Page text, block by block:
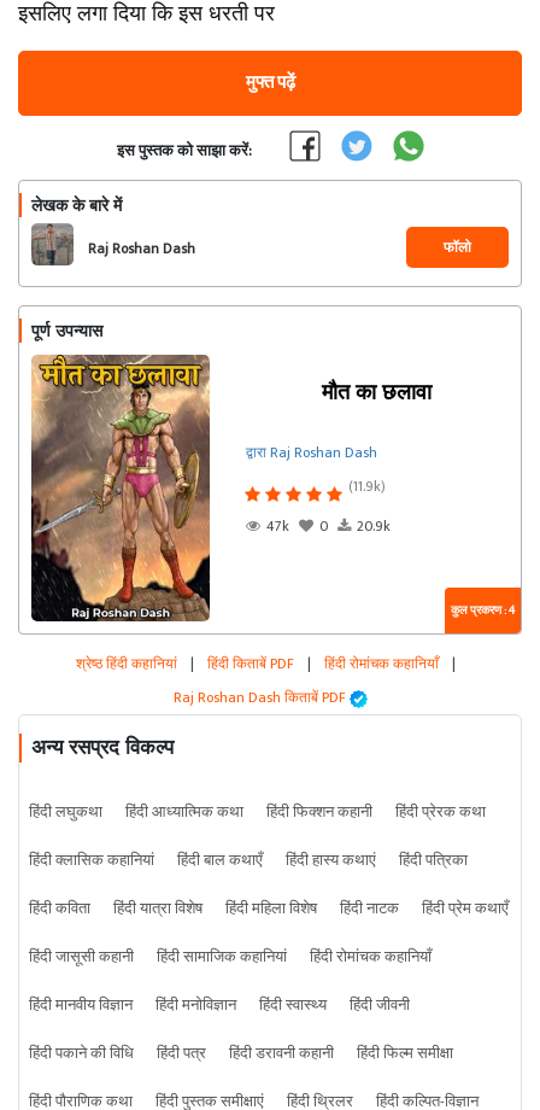
इसलिए लगा दिया कि इस धरती पर
मुफ्त पढ़ें
इस पुस्तक को साझा करें:
लेखक के बारे में
Raj Roshan Dash फॉलो
पूर्ण उपन्यास
मौत का छलावा
द्वारा Raj Roshan Dash
(11.9k)
47k
0 20.9k
कुल प्रकरण : 4
श्रेष्ठ हिंदी कहानियां | हिंदी किताबें PDF | हिंदी रोमांचक कहानियाँ |
Raj Roshan Dash किताबें PDF
अन्य रसप्रद विकल्प
हिंदी लघुकथा हिंदी आध्यात्मिक कथा हिंदी फिक्शन कहानी
हिंदी प्रेरक कथा
हिंदी क्लासिक कहानियां
हिंदी बाल कथाएँ हिंदी हास्य कथाएं
हिंदी पत्रिका
हिंदी कविता
हिंदी यात्रा विशेष हिंदी महिला विशेष हिंदी नाटक
हिंदी प्रेम कथाएँ
हिंदी जासूसी कहानी
हिंदी सामाजिक कहानियां
हिंदी रोमांचक कहानियाँ
हिंदी मानवीय विज्ञान
हिंदी मनोविज्ञान हिंदी स्वास्थ्य
हिंदी जीवनी
हिंदी पकाने की विधि
हिंदी पत्र हिंदी डरावनी कहानी
हिंदी फिल्म समीक्षा
हिंदी पौराणिक कथा
हिंदी पुस्तक समीक्षाएं हिंदी थ्रिलर हिंदी कल्पित-विज्ञान